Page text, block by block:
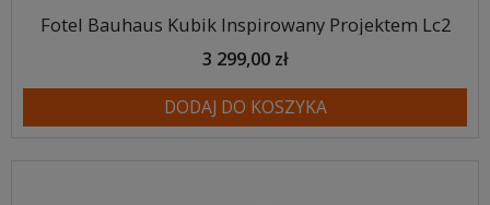
Fotel Bauhaus Kubik Inspirowany Projektem Lc2
3 299,00 zł
DODAJ DO KOSZYKA